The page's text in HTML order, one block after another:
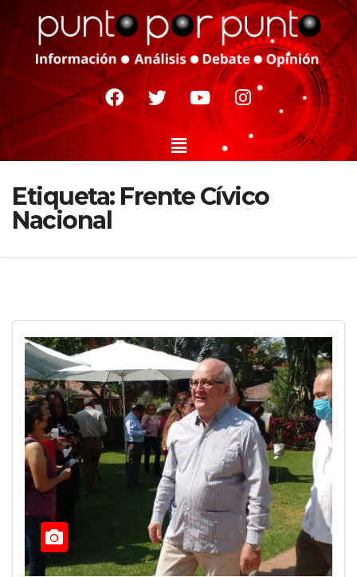
Etiqueta: Frente Cívico
Nacional